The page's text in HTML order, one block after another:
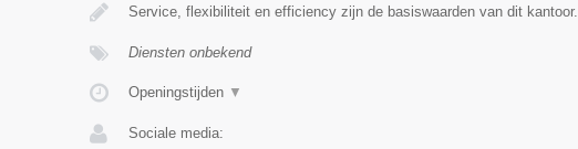
Service, flexibiliteit en efficiency zijn de basiswaarden van dit kantoor.
Diensten onbekend
Openingstijden ▼
Sociale media: